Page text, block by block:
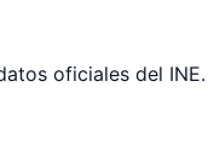
oficiales del INE.